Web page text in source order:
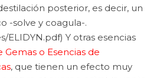
posterior, es decir, un
-solve y coagula-.
ELIDYN.pdf) Y otras esencias
Gemas o Esencias de
, que tienen un efecto muy